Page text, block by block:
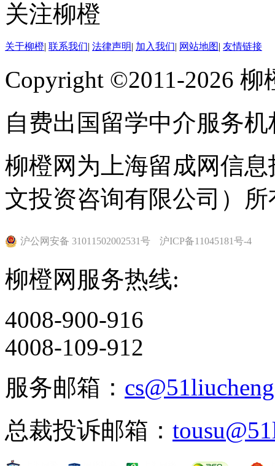
关注柳橙
关于柳橙| 联系我们| 法律声明| 加入我们| 网站地图| 友情链接
Copyright ©2011-2026
自费出国留学中介服务
柳橙网为上海留成网信
文投资咨询有限公司）所
沪公网安备 31011502002531号 沪ICP备11045181号-4
柳橙网服务热线:
4008-900-916
4008-109-912
服务邮箱：
总裁投诉邮箱：